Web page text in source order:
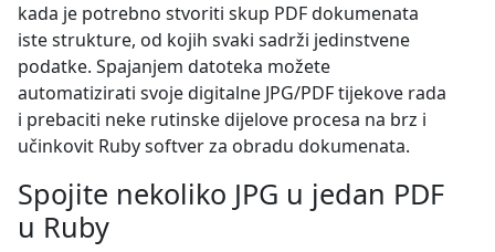
kada je potrebno stvoriti skup PDF dokumenata
iste strukture, od kojih svaki sadrži jedinstvene
podatke. Spajanjem datoteka možete
automatizirati svoje digitalne JPG/PDF tijekove rada
i prebaciti neke rutinske dijelove procesa na brz i
učinkovit Ruby softver za obradu dokumenata.
Spojite nekoliko JPG u jedan PDF
u Ruby